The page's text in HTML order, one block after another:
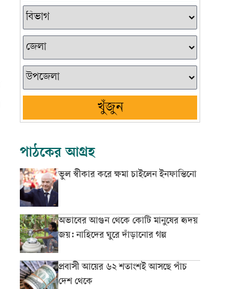
খুঁজুন
পাঠকের আগ্রহ
ভুল স্বীকার করে ক্ষমা চাইলেন ইনফান্তিনো
অভাবের আগুন থেকে কোটি মানুষের হৃদয়
জয়: নাহিদের ঘুরে দাঁড়ানোর গল্প
প্রবাসী আয়ের ৬২ শতাংশই আসছে পাঁচ
দেশ থেকে